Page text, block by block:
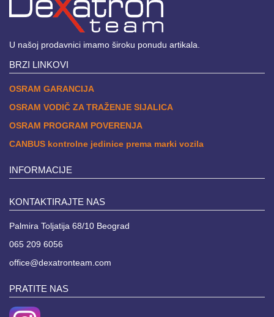
U našoj prodavnici imamo široku ponudu artikala.
BRZI LINKOVI
OSRAM GARANCIJA
OSRAM VODIČ ZA TRAŽENJE SIJALICA
OSRAM PROGRAM POVERENJA
CANBUS kontrolne jedinice prema marki vozila
INFORMACIJE
KONTAKTIRAJTE NAS
Palmira Toljatija 68/10 Beograd
065 209 6056
office@dexatronteam.com
PRATITE NAS